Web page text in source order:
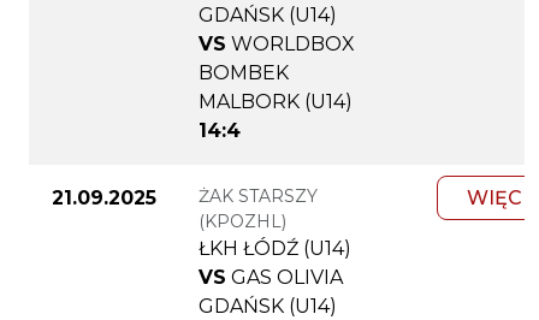
GDAŃSK (U14)
VS WORLDBOX
BOMBEK
MALBORK (U14)
14:4
21.09.2025
ŻAK STARSZY
(KPOZHL)
ŁKH ŁÓDŹ (U14)
VS GAS OLIVIA
GDAŃSK (U14)